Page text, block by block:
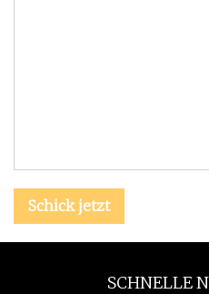
Schick jetzt
SCHNELLE